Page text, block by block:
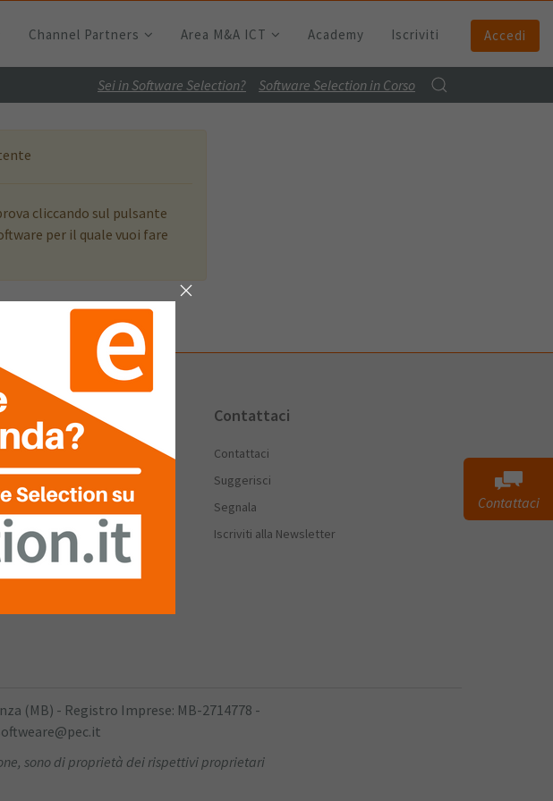
Channel Partners Area M&A ICT Academy Iscriviti Accedi
Sei in Software Selection? Software Selection in Corso
cliccando sul pulsante
per il quale vuoi fare
Generali Contattaci
Contattaci
Suggerisci
Segnala
Iscriviti alla Newsletter
(MB) - Registro Imprese: MB-2714778 -
sono di proprietà dei rispettivi proprietari
Contattaci